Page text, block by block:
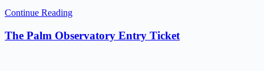
Continue Reading
The Palm Observatory Entry Ticket